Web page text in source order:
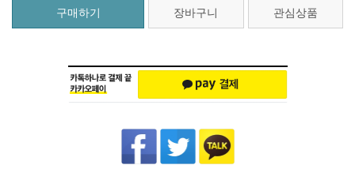
구매하기 장바구니 관심상품